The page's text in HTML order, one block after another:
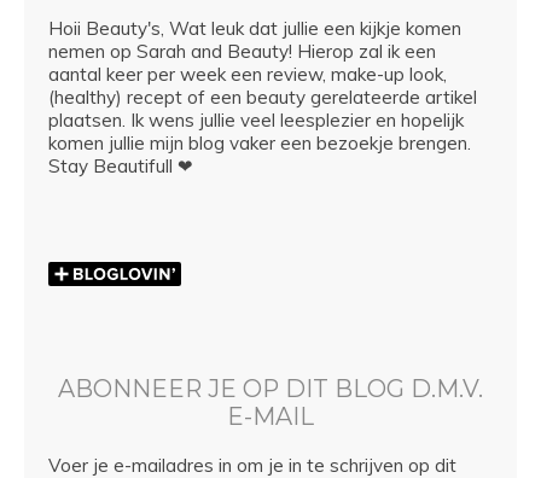
Hoii Beauty's, Wat leuk dat jullie een kijkje komen
nemen op Sarah and Beauty! Hierop zal ik een
aantal keer per week een review, make-up look,
(healthy) recept of een beauty gerelateerde artikel
plaatsen. Ik wens jullie veel leesplezier en hopelijk
komen jullie mijn blog vaker een bezoekje brengen.
Stay Beautifull ❤
ABONNEER JE OP DIT BLOG D.M.V.
E-MAIL
Voer je e-mailadres in om je in te schrijven op dit